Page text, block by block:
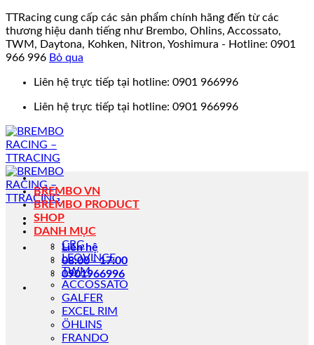
TTRacing cung cấp các sản phẩm chính hãng đến từ các
thương hiệu danh tiếng như Brembo, Ohlins, Accossato,
TWM, Daytona, Kohken, Nitron, Yoshimura - Hotline: 0901
966 996 Bỏ qua
Liên hệ trực tiếp tại hotline: 0901 966996
Liên hệ trực tiếp tại hotline: 0901 966996
Liên hệ
08:00 - 17:00
0901966996
BREMBO VN
BREMBO PRODUCT
SHOP
DANH MỤC
CRG
LEOVINCE
TWM
ACCOSSATO
GALFER
EXCEL RIM
ÖHLINS
FRANDO